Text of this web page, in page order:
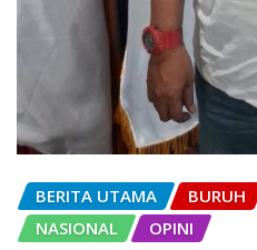
BERITA UTAMA BURUH
NASIONAL
OPINI